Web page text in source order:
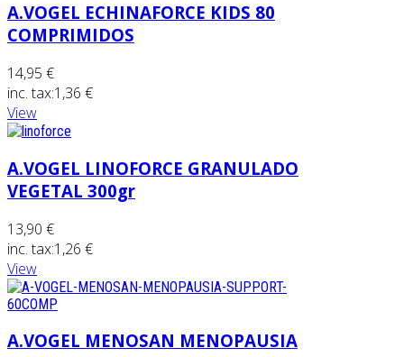
A.VOGEL ECHINAFORCE KIDS 80
COMPRIMIDOS
14,95 €
inc. tax:1,36 €
View
A.VOGEL LINOFORCE GRANULADO
VEGETAL 300gr
13,90 €
inc. tax:1,26 €
View
A.VOGEL MENOSAN MENOPAUSIA